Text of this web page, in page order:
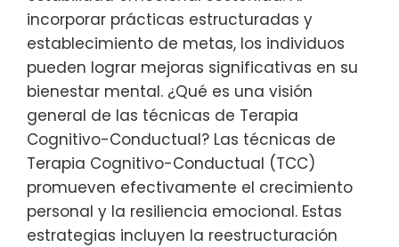
incorporar prácticas estructuradas y
establecimiento de metas, los individuos
pueden lograr mejoras significativas en su
bienestar mental. ¿Qué es una visión
general de las técnicas de Terapia
Cognitivo-Conductual? Las técnicas de
Terapia Cognitivo-Conductual (TCC)
promueven efectivamente el crecimiento
personal y la resiliencia emocional. Estas
estrategias incluyen la reestructuración